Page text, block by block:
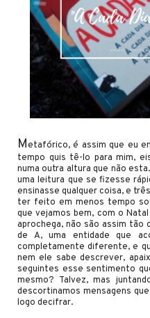
Metafórico, é assim que eu
tempo quis tê-lo para mim,
numa outra altura que não
uma leitura que se fizesse
ensinasse qualquer coisa, e
ter feito em menos tempo
que vejamos bem, com o
aprochega, não são assim tão
de A, uma entidade que
completamente diferente, e
nem ele sabe descrever,
seguintes esse sentimento
mesmo? Talvez, mas
descortinamos mensagens
logo decifrar.